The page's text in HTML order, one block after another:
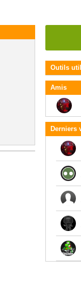
Outils
Amis
Derniers